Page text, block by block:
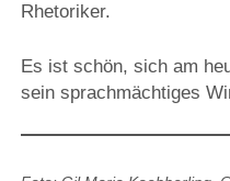
Rhetoriker.
Es ist schön, sich am
sein sprachmächtiges